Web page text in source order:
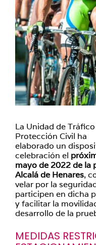
La Unidad de
Protección Civil ha
elaborado un
celebración el
mayo de 2022 de la
Alcalá de Henares,
velar por la
participen en dicha
y facilitar la
desarrollo de la
MEDIDAS